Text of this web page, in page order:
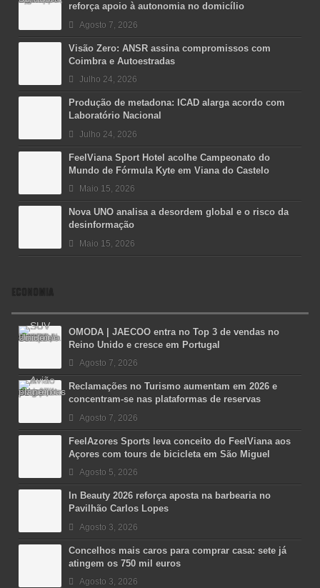
reforça apoio à autonomia no domicílio
Agosto 7, 2026
Visão Zero: ANSR assina compromissos com
Coimbra e Autoestradas
Julho 24, 2026
Produção de metadona: ICAD alarga acordo com
Laboratório Nacional
Julho 24, 2026
FeelViana Sport Hotel acolhe Campeonato do
Mundo de Fórmula Kyte em Viana do Castelo
Maio 15, 2026
Nova UNO analisa a desordem global e o risco da
desinformação
Maio 15, 2026
ECONOMIA
OMODA | JAECOO entra no Top 3 de vendas no
Reino Unido e cresce em Portugal
Agosto 7, 2026
Reclamações no Turismo aumentam em 2026 e
concentram-se nas plataformas de reservas
Agosto 7, 2026
FeelAzores Sports leva conceito do FeelViana aos
Açores com tours de bicicleta em São Miguel
Agosto 5, 2026
In Beauty 2026 reforça aposta na barbearia no
Pavilhão Carlos Lopes
Agosto 3, 2026
Concelhos mais caros para comprar casa: sete já
atingem os 750 mil euros
Agosto 3, 2026